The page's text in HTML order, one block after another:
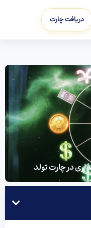
دریافت چارت
در چارت تولد